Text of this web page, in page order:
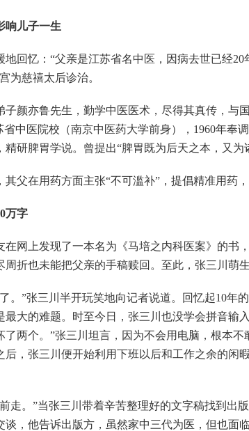
响儿子一生
忆：“父亲是江苏省名中医，因病去世已经20
为慈禧太后诊治。
亦鲁先生，勤学中医医术，尽得其真传，与
省中医院校（南京中医药大学前身），1960年奉
研脾胃学说。曾提出“脾胃既为后天之本，又为
在用药方面主张“不可滥补”，提倡精准用药，
万字
上发现了一本名为《马培之内科医案》的书
折也未能把父亲的手稿赎回。至此，张三川萌
”张三川半开玩笑地向记者说道。回忆起10年
大的难题。时至今日，张三川也没学会拼音输
两个。”张三川坦言，因为不会用电脑，根本
后，张三川便开始利用下班以后和工作之余的闲
。”当张三川带着辛苦整理好的文字稿找到出
谈，他告诉出版方，虽然家中三代为医，但也面